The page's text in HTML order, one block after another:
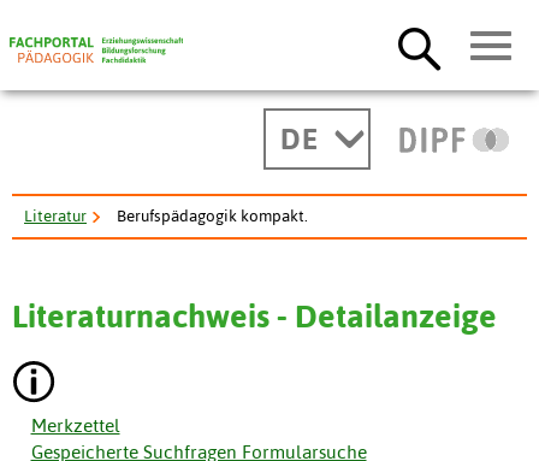
DE
Literatur Berufspädagogik kompakt.
Literaturnachweis - Detailanzeige
Merkzettel
Gespeicherte Suchfragen Formularsuche